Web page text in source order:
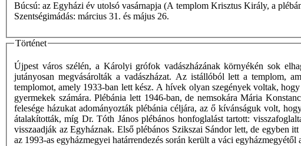
Búcsú: az Egyházi év utolsó vasárnapja (A templom Krisztus Király, a
Szentségimádás: március 31. és május 26.
Történet
Újpest város szélén, a Károlyi grófok vadászházának környékén sok
jutányosan megvásárolták a vadászházat. Az istállóból lett a templom,
templomot, amely 1933-ban lett kész. A hívek olyan szegények voltak,
gyermekek számára. Plébánia lett 1946-ban, de nemsokára Mária
felesége házukat adományozták plébánia céljára, az ő kívánságuk volt,
átalakították, míg Dr. Tóth János plébános honfoglalást tartott:
visszaadják az Egyháznak. Első plébános Szikszai Sándor lett, de egyben
az 1993-as egyházmegyei határrendezés során került a váci